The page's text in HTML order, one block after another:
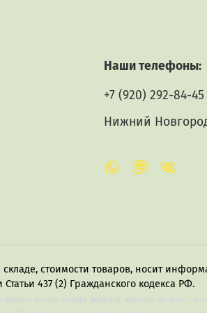
Наши телефоны:
+7 (920) 292-84-45
Нижний
стоимости товаров, носит
437 (2) Гражданского кодекса РФ.